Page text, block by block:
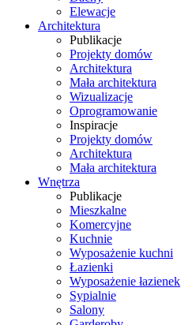
Elewacje
Architektura
Publikacje
Projekty domów
Architektura
Mała architektura
Wizualizacje
Oprogramowanie
Inspiracje
Projekty domów
Architektura
Mała architektura
Wnętrza
Publikacje
Mieszkalne
Komercyjne
Kuchnie
Wyposażenie kuchni
Łazienki
Wyposażenie łazienek
Sypialnie
Salony